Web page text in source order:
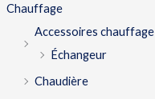
Chauffage
Accessoires chauffage
Échangeur
Chaudière